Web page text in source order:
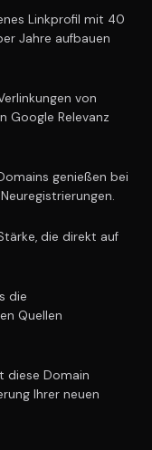
Linkprofil mit 40
Jahre aufbauen
von
Google Relevanz
genießen bei
die direkt auf
die
Quellen
diese Domain
Ihrer neuen